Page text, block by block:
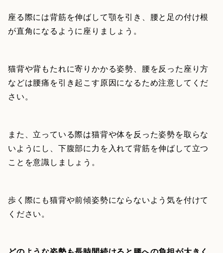
座る際には背筋を伸ばして顎を引き、腰と足の付け根
が直角になるように座りましょう。
猫背や背もたれに寄りかかる姿勢、腰を反った座り方
などは腰痛を引き起こす原因になるため注意してくだ
さい。
また、立っている際は猫背や体を反った姿勢を取らな
いようにし、下腹部に力を入れて背筋を伸ばして立つ
ことを意識しましょう。
歩く際にも猫背や前傾姿勢にならないよう気を付けて
ください。